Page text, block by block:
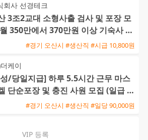
회사 선경테크
3조2교대 소형사출 검사 및 포장 모
350만에서 370만원 이상 기숙사 지
및 통근버스 운행
#경기 오산시 #생산직 #시급 10,800원
케이
/당일지급] 하루 5.5시간 근무 마스
단순포장 및 충진 사원 모집 (일급 9
#경기 오산시 #생산직 #일당 90,000원
VIP 등록